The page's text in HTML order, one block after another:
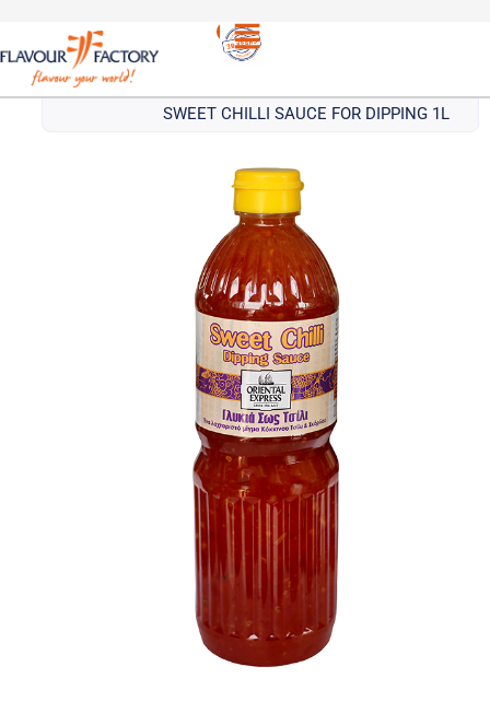
Ασιατικές
σως
/
ORIENTAL EXPRESS ΣΩΣ ΓΛΥΚΟΥ ΤΣΙΛΙ
SWEET CHILLI SAUCE FOR DIPPING 1L